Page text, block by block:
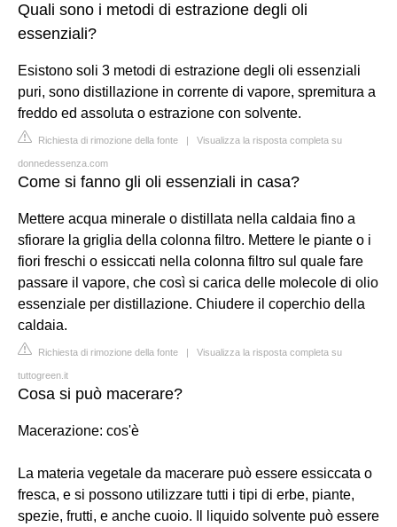
Quali sono i metodi di estrazione degli oli
essenziali?
Esistono soli 3 metodi di estrazione degli oli essenziali
puri, sono distillazione in corrente di vapore, spremitura a
freddo ed assoluta o estrazione con solvente.
Richiesta di rimozione della fonte | Visualizza la risposta completa su
donnedessenza.com
Come si fanno gli oli essenziali in casa?
Mettere acqua minerale o distillata nella caldaia fino a
sfiorare la griglia della colonna filtro. Mettere le piante o i
fiori freschi o essiccati nella colonna filtro sul quale fare
passare il vapore, che così si carica delle molecole di olio
essenziale per distillazione. Chiudere il coperchio della
caldaia.
Richiesta di rimozione della fonte | Visualizza la risposta completa su
tuttogreen.it
Cosa si può macerare?
Macerazione: cos'è
La materia vegetale da macerare può essere essiccata o
fresca, e si possono utilizzare tutti i tipi di erbe, piante,
spezie, frutti, e anche cuoio. Il liquido solvente può essere